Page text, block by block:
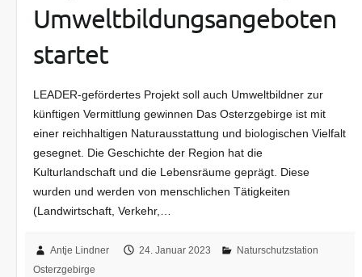
Umweltbildungsangeboten
startet
LEADER-gefördertes Projekt soll auch Umweltbildner zur
künftigen Vermittlung gewinnen Das Osterzgebirge ist mit
einer reichhaltigen Naturausstattung und biologischen Vielfalt
gesegnet. Die Geschichte der Region hat die
Kulturlandschaft und die Lebensräume geprägt. Diese
wurden und werden von menschlichen Tätigkeiten
(Landwirtschaft, Verkehr,…
Antje Lindner 24. Januar 2023
Naturschutzstation
Osterzgebirge